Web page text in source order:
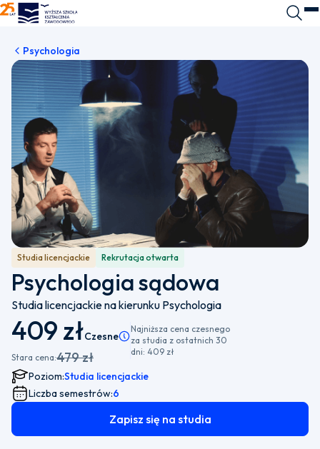
WSKZ - strona główna
Psychologia
Studia licencjackie Rekrutacja otwarta
Psychologia sądowa
Studia licencjackie na kierunku Psychologia
409 złCzesnePamiętaj, że istnieje możliwość wyboru
Stara cena:479 zł
Najniższa cena czesnego
za studia z ostatnich 30
dni: 409 zł
Poziom:Studia licencjackie
Liczba semestrów:6
Zapisz się na studia